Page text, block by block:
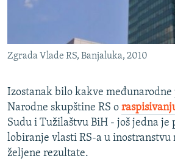
GENOCID U SREBRENICI
POPLAVE I KLIZIŠTA U BIH 2024.
POST SCRIPTUM
MOJA EVROPA
TRI DECENIJE OD RATA U BIH
Sve RFE/RL stranice
Zgrada Vlade RS, Banjaluka, 2010
Izostanak bilo kakve
Narodne skupštine RS o
Sudu i Tužilaštvu BiH - još jedna je
lobiranje vlasti RS-a u inostranstvu
željene rezultate.